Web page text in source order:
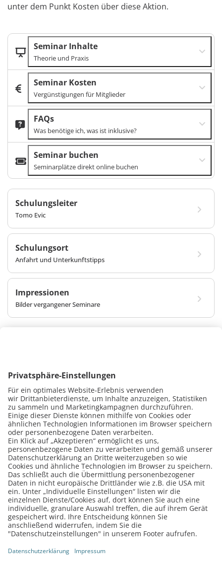
unter dem Punkt Kosten über diese Aktion.
Seminar Inhalte
Theorie und Praxis
Seminar Kosten
Vergünstigungen für Mitglieder
FAQs
Was benötige ich, was ist inklusive?
Seminar buchen
Seminarplätze direkt online buchen
Schulungsleiter
Tomo Evic
Schulungsort
Anfahrt und Unterkunftstipps
Impressionen
Bilder vergangener Seminare
Wir sind gerade dabei, die Termine für das
nächste Jahr zu planen.
Melde dich hier zu unserem Newsletter an, um
über alle Seminare auf dem Laufenden zu bleiben.
ZUR NEWSLETTER-ANMELDUNG
Fußzeilenmenü
Cookie-Einstellungen